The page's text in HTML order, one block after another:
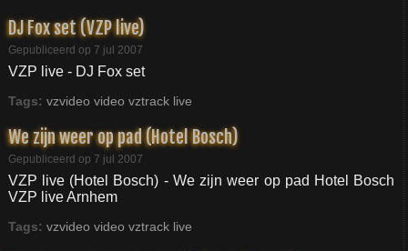
DJ Fox set (VZP live)
Gepubliceerd op 7 jul 2007
VZP live - DJ Fox set
Tags: vzvideo video vztrack live
We zijn weer op pad (Hotel Bosch)
Gepubliceerd op 7 jul 2007
VZP live (Hotel Bosch) - We zijn weer op pad Hotel Bosch
VZP live Arnhem
Tags: vzvideo video vztrack live